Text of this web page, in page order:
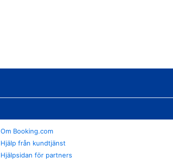
Om Booking.com
Hjälp från kundtjänst
Hjälpsidan för partners